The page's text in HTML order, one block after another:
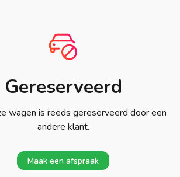
Gereserveerd
wagen is reeds gereserveerd door een
andere klant.
Maak een afspraak